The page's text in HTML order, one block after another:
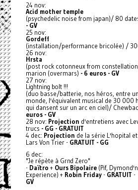
24 nov:
Acid mother temple
(psychedelic noise from japan)/ 80
- GV
25 nov:
Gordeff
(installation/performance bricolée) /
26 nov:
Hrsta
(post rock cotonneux from
marion (overmars) - 6 euros - GV
27 nov:
Lightning bolt !!!
(duo basse/batterie, nos héros, entre
monde, l'équivalent musical de 30 000
qui dansent sur un arc en ciel)/
euros - GV
28 nov: Projection d'entretiens avec
trucs - GG - GRATUIT
4 dec: Projection de la série L'hopital
Lars Von Trier -GRATUIT - GG
6 dec:
"Je répète à Grnd Zero"
- Daïtro+ Ours Bipolaire(Pif,
Experience) + Robin Friday-GRATUIT -
GV